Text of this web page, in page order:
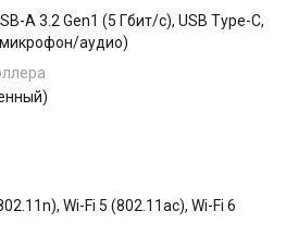
A 3.2 Gen1 (5 Гбит/с), USB Type-C,
аудио)
Wi-Fi 5 (802.11ac), Wi-Fi 6